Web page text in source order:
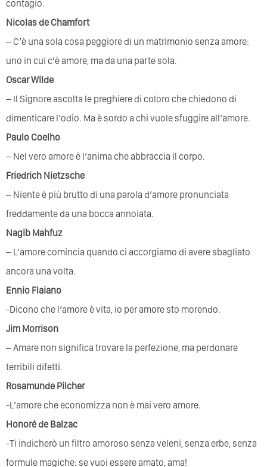
contagio.
Nicolas de Chamfort
– C’è una sola cosa peggiore di un matrimonio senza amore:
uno in cui c’è amore, ma da una parte sola.
Oscar Wilde
– Il Signore ascolta le preghiere di coloro che chiedono di
dimenticare l’odio. Ma è sordo a chi vuole sfuggire all’amore.
Paulo Coelho
– Nel vero amore è l’anima che abbraccia il corpo.
Friedrich Nietzsche
– Niente è più brutto di una parola d’amore pronunciata
freddamente da una bocca annoiata.
Nagib Mahfuz
– L’amore comincia quando ci accorgiamo di avere sbagliato
ancora una volta.
Ennio Flaiano
-Dicono che l’amore è vita, io per amore sto morendo.
Jim Morrison
– Amare non significa trovare la perfezione, ma perdonare
terribili difetti.
Rosamunde Pilcher
-L’amore che economizza non è mai vero amore.
Honoré de Balzac
-Ti indicherò un filtro amoroso senza veleni, senza erbe, senza
formule magiche: se vuoi essere amato, ama!